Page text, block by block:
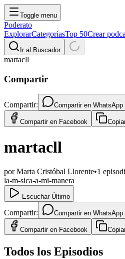
Toggle menu
Poderato
ExplorarCategoríasTop 50Crear
Ir al Buscador
martacll
Compartir
Compartir: Compartir en WhatsApp
Compartir en Facebook
martacll
porMarta Cristóbal Llorente•1
la-m-sica-a-mi-manera
Escuchar Último
Compartir: Compartir en WhatsApp
Compartir en Facebook
Todos los Episodios